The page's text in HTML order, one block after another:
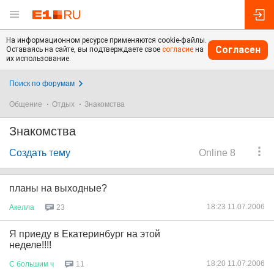
На информационном ресурсе применяются cookie-файлы.
Оставаясь на сайте, вы подтверждаете свое согласие на
их использование.
Согласен
Поиск по форумам
Общение Отдых Знакомства
Знакомства
Online 8
Создать тему
планы на выходные?
Акелла 23 18:23 11.07.2006
Я приеду в Екатеринбург на этой
неделе!!!!
С большим ч 11 18:20 11.07.2006